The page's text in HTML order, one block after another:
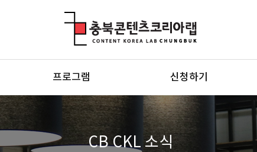
프로그램 신청하기
CB CKL 소식